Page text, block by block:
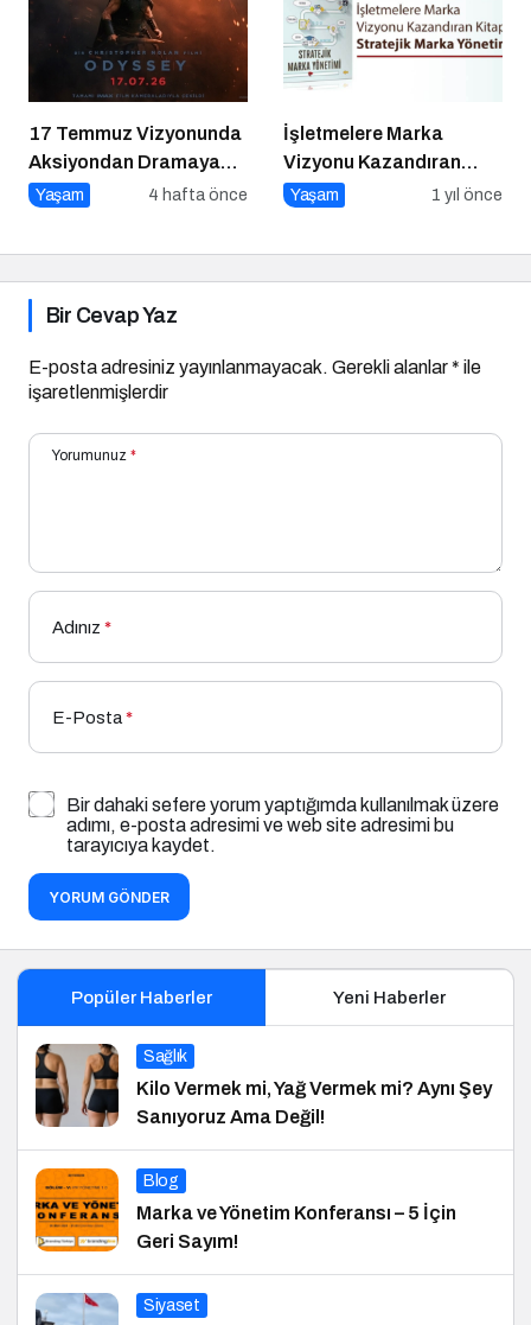
17 Temmuz Vizyonunda
Aksiyondan Dramaya
Bir Yolculuk
Yaşam 4 hafta önce
İşletmelere Marka
Vizyonu Kazandıran
Kitap: Stratejik Marka
Yaşam 1 yıl önce
Bir Cevap Yaz
E-posta adresiniz yayınlanmayacak. Gerekli alanlar* ile
işaretlenmişlerdir
Yorumunuz *
Adınız *
E-Posta*
Bir dahaki sefere yorum yaptığımda kullanılmak üzere
adımı, e-posta adresimi ve web site adresimi bu
tarayıcıya kaydet.
YORUM GÖNDER
Popüler Haberler Yeni Haberler
Sağlık
Kilo Vermek mi, Yağ Vermek mi? Aynı Şey
Sanıyoruz Ama Değil!
Blog
Marka ve Yönetim Konferansı – 5 İçin
Geri Sayım!
Siyaset